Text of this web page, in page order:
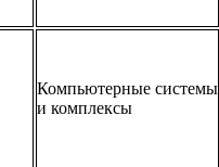
Компьютерные системы
и комплексы